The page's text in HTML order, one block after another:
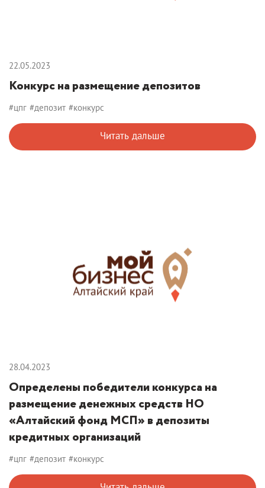
22.05.2023
Конкурс на размещение депозитов
#цпг #депозит #конкурс
Читать дальше
28.04.2023
Определены победители конкурса на
размещение денежных средств НО
«Алтайский фонд МСП» в депозиты
кредитных организаций
#цпг #депозит #конкурс